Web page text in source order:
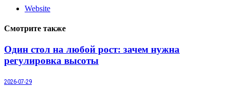
Website
Смотрите также
Один стол на любой рост: зачем нужна
регулировка высоты
2026-07-29